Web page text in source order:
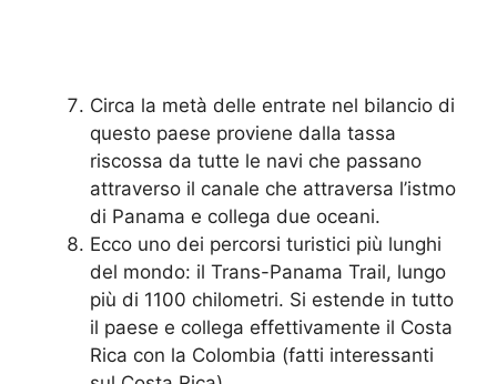
Circa la metà delle entrate nel bilancio di
questo paese proviene dalla tassa
riscossa da tutte le navi che passano
attraverso il canale che attraversa l’istmo
di Panama e collega due oceani.
Ecco uno dei percorsi turistici più lunghi
del mondo: il Trans-Panama Trail, lungo
più di 1100 chilometri. Si estende in tutto
il paese e collega effettivamente il Costa
Rica con la Colombia (fatti interessanti